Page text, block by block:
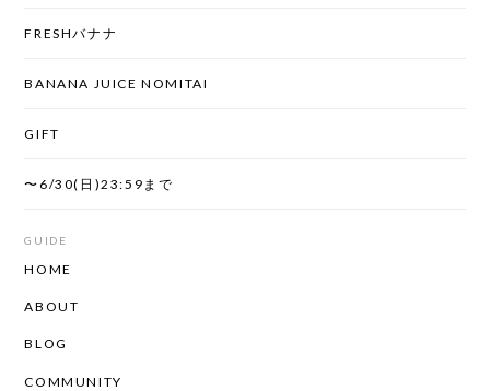
FRESHバナナ
BANANA JUICE NOMITAI
GIFT
〜6/30(日)23:59まで
GUIDE
HOME
ABOUT
BLOG
COMMUNITY